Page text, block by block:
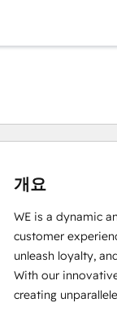
개요
WE is a dynamic
customer
unleash loyalty,
With our
creating